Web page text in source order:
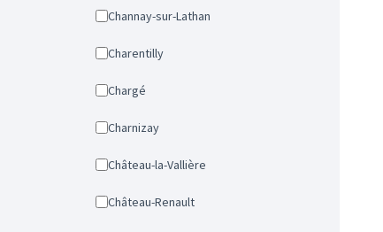
Channay-sur-Lathan
Charentilly
Chargé
Charnizay
Château-la-Vallière
Château-Renault